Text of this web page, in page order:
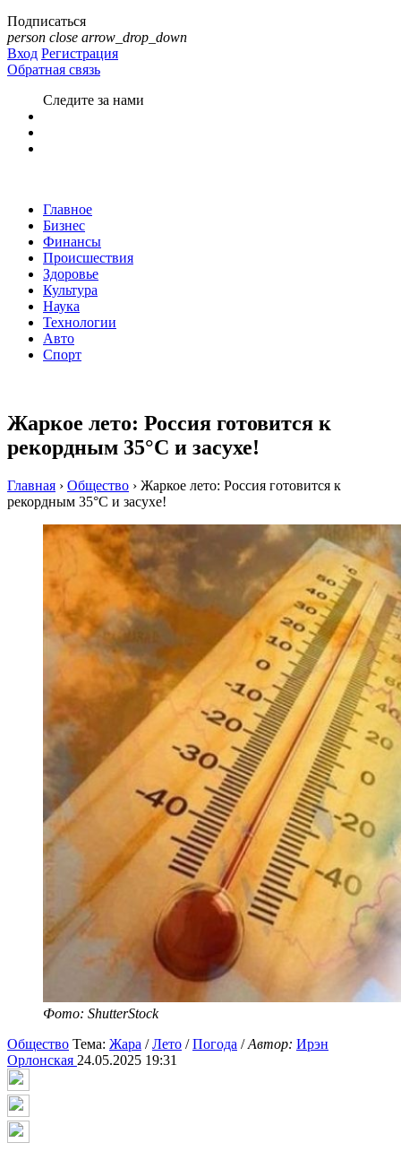
Подписаться
person close arrow_drop_down
Вход Регистрация
Обратная связь
Следите за нами
Главное
Бизнес
Финансы
Происшествия
Здоровье
Культура
Наука
Технологии
Авто
Спорт
Жаркое лето: Россия готовится к
рекордным 35°C и засухе!
Главная › Общество › Жаркое лето: Россия готовится к
рекордным 35°C и засухе!
Фото: ShutterStock
Общество Тема: Жара /Лето /Погода /Автор: Ирэн
Орлонская 24.05.2025 19:31